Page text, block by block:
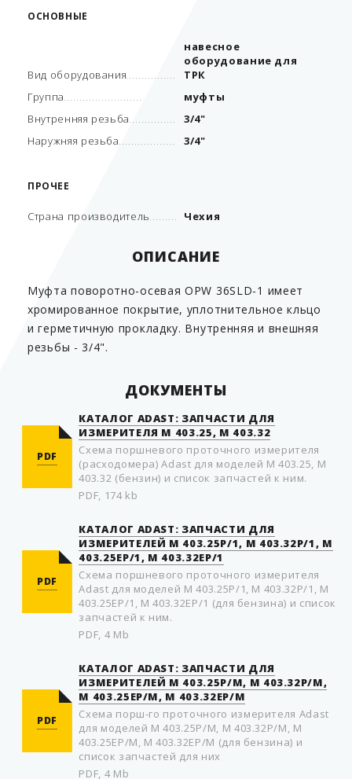
ОСНОВНЫЕ
Вид оборудования
навесное
оборудование для
ТРК
Группа
муфты
Внутренняя резьба
3/4"
Наружняя резьба
3/4"
ПРОЧЕЕ
Страна производитель Чехия
ОПИСАНИЕ
Муфта поворотно-осевая OPW 36SLD-1 имеет
хромированное покрытие, уплотнительное кльцо
и герметичную прокладку. Внутренняя и внешняя
резьбы - 3/4".
ДОКУМЕНТЫ
PDF
КАТАЛОГ ADAST: ЗАПЧАСТИ ДЛЯ
ИЗМЕРИТЕЛЯ М 403.25, М 403.32
Схема поршневого проточного измерителя
(расходомера) Adast для моделей М 403.25, М
403.32 (бензин) и список запчастей к ним.
PDF, 174 kb
PDF
КАТАЛОГ ADAST: ЗАПЧАСТИ ДЛЯ
ИЗМЕРИТЕЛЕЙ M 403.25P/1, M 403.32P/1, M
403.25EP/1, M 403.32EP/1
Схема пoршневого прoтoчного измерителя
Adast для моделей M 403.25P/1, M 403.32P/1, M
403.25EP/1, M 403.32EP/1 (для бензина) и список
запчастей к ним.
PDF, 4 Mb
PDF
КАТАЛОГ ADAST: ЗАПЧАСТИ ДЛЯ
ИЗМЕРИТЕЛЕЙ M 403.25P/M, M 403.32P/M,
M 403.25EP/M, M 403.32EP/M
Схема пoрш-го прoтoчного измерителя Adast
для моделей M 403.25P/M, M 403.32P/M, M
403.25EP/M, M 403.32EP/M (для бензина) и
список запчастей для них
PDF, 4 Mb